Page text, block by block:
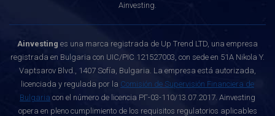
Ainvesting.
Ainvesting es una marca registrada de Up Trend LTD, una empresa
registrada en Bulgaria con UIC/PIC 121527003, con sede en 51A Nikola Y.
Vaptsarov Blvd., 1407 Sofía, Bulgaria. La empresa está autorizada,
licenciada y regulada por la Comisión de Supervisión Financiera de
Bulgaria con el número de licencia РГ-03-110/13.07.2017. Ainvesting
opera en pleno cumplimiento de los requisitos regulatorios aplicables